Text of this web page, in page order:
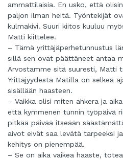
ammattilaisia. En usko, että
paljon ilman heitä. Työntekijät
kulmakivi. Suuri kiitos kuuluu
Matti kiittelee.
– Tämä yrittäjäperhetunnustus
sillä sen ovat päättäneet antaa
Arvostamme sitä suuresti, Matti
Yrittäjyydestä Matilla on selkeä
sisällään haasteen.
– Vaikka olisi miten ahkera ja
että kymmenen tunnin työpäivä
pitkää päivää itseään
aivot eivät saa levätä tarpeeksi
kehitys on pienempää.
– Se on aika vaikea haaste,